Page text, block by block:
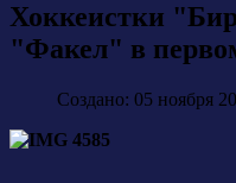
Хоккеистки
"Факел" в
Создано: 05 ноября